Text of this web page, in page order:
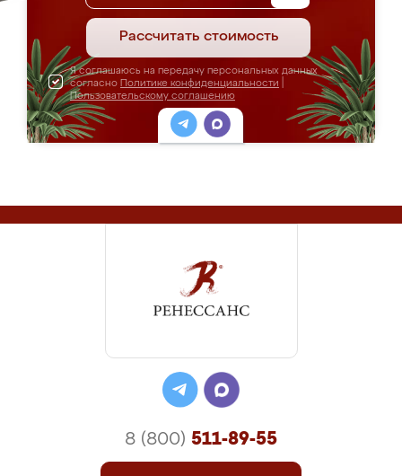
Рассчитать стоимость
Я соглашаюсь на передачу персональных данных
согласно Политике конфиденциальности
Пользовательскому соглашению
8 (800) 511-89-55